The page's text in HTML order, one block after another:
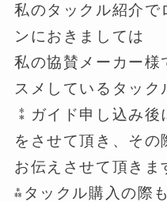
私のタックル紹介で
ンにおきましては
私の協賛メーカー様
スメしているタック
⁑ガイド申し込み後
をさせて頂き、そ
お伝えさせて頂きま
⁂タックル購入の際